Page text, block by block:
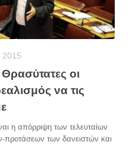
2015
οι
να τις
η απόρριψη των τελευταίων
προτάσεων των δανειστών και